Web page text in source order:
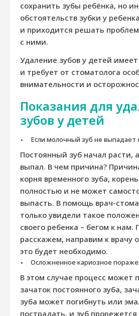
сохранить зубы ребёнка, но
обстоятельств зубки у
и приходится решать
с ними.
Удаление зубов у детей
и требует от стоматолога
внимательности и
Показания для
зубов у детей
Если молочный зуб не выпадает
Постоянный зуб начал расти,
выпал. В чем причина?
корня временного зуба,
полностью и не может
выпасть. В помощь врач-
только увидели такое
своего ребенка – бегом к
расскажем, направим к врачу
это будет необходимо.
Осложненное кариозное
В этом случае процесс может
зачаток постоянного зуба,
зуба может погибнуть или
пострадать, и зуб